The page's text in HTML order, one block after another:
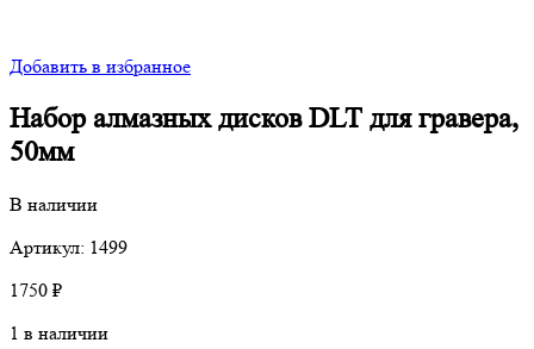
Добавить в избранное
Набор алмазных дисков DLT для гравера,
50мм
В наличии
Артикул: 1499
1750 ₽
1 в наличии